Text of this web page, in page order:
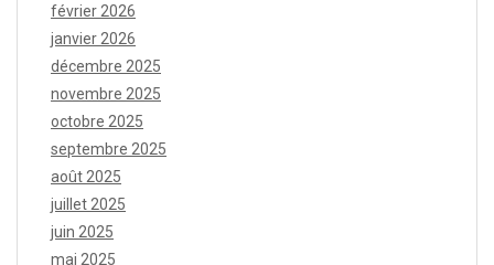
février 2026
janvier 2026
décembre 2025
novembre 2025
octobre 2025
septembre 2025
août 2025
juillet 2025
juin 2025
mai 2025